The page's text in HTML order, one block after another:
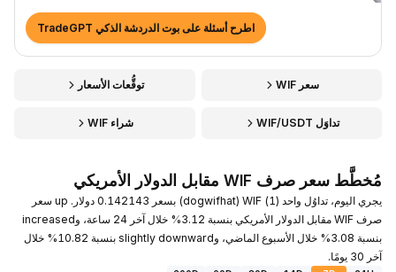
اطرح أسئلة على بوت الدردشة الذكي TradeGPT
سعر WIF توقُّعات الأسعار
تداوَل WIF/USDT شراء WIF
مُخطَّط سعر صرف WIF مقابل الدولار الأمريكي
يجري اليوم، تداوُل واحد (1) WIF ‏(dogwifhat) بسعر 0.142143 دولار. up سعر
صرف WIF مقابل الدولار الأمريكي بنسبة 3.12% خلال آخر 24 ساعة، وincreased
بنسبة 3.08% خلال الأسبوع الماضي، وslightly downward بنسبة 10.82% خلال
آخر 30 يومًا.